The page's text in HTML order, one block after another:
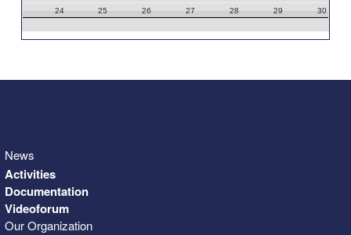
24 25 26 27 28 29 30
News
Activities
Documentation
Videoforum
Our Organization